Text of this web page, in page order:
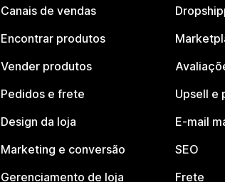
Canais de vendas
Encontrar produtos
Vender produtos
Pedidos e frete
Design da loja
Marketing e conversão
Gerenciamento de loja
Upsell e
E-mail
SEO
Frete